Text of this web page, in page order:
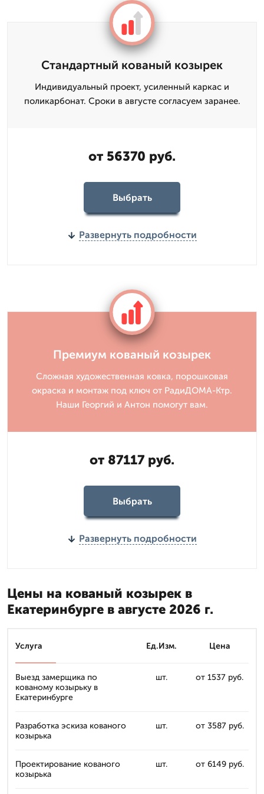
Стандартный кованый козырек
Индивидуальный проект, усиленный каркас и
поликарбонат. Сроки в августе согласуем заранее.
от 56370 руб.
Выбрать
Развернуть подробности
Премиум кованый козырек
Сложная художественная ковка, порошковая
окраска и монтаж под ключ от РадиДОМА-Ктр.
Наши Георгий и Антон помогут вам.
от 87117 руб.
Выбрать
Развернуть подробности
Цены на кованый козырек в
Екатеринбурге в августе 2026 г.
Услуга Ед.Изм. Цена
Выезд замерщика по
кованому козырьку в
Екатеринбурге
шт. от 1537 руб.
Разработка эскиза кованого
козырька
шт. от 3587 руб.
Проектирование кованого
козырька
шт. от 6149 руб.